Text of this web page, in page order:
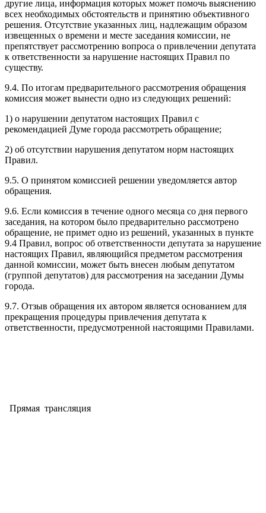
другие лица, информация которых может помочь выяснению
всех необходимых обстоятельств и принятию объективного
решения. Отсутствие указанных лиц, надлежащим образом
извещенных о времени и месте заседания комиссии, не
препятствует рассмотрению вопроса о привлечении депутата
к ответственности за нарушение настоящих Правил по
существу.
9.4. По итогам предварительного рассмотрения обращения
комиссия может вынести одно из следующих решений:
1) о нарушении депутатом настоящих Правил с
рекомендацией Думе города рассмотреть обращение;
2) об отсутствии нарушения депутатом норм настоящих
Правил.
9.5. О принятом комиссией решении уведомляется автор
обращения.
9.6. Если комиссия в течение одного месяца со дня первого
заседания, на котором было предварительно рассмотрено
обращение, не примет одно из решений, указанных в пункте
9.4 Правил, вопрос об ответственности депутата за нарушение
настоящих Правил, являющийся предметом рассмотрения
данной комиссии, может быть внесен любым депутатом
(группой депутатов) для рассмотрения на заседании Думы
города.
9.7. Отзыв обращения их автором является основанием для
прекращения процедуры привлечения депутата к
ответственности, предусмотренной настоящими Правилами.
Прямая трансляция